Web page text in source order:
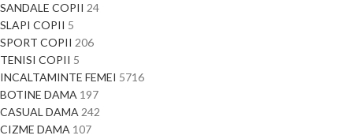
SANDALE COPII 24
SLAPI COPII 5
SPORT COPII 206
TENISI COPII 5
INCALTAMINTE FEMEI 5716
BOTINE DAMA 197
CASUAL DAMA 242
CIZME DAMA 107